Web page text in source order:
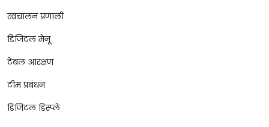
स्वचालन प्रणाली
डिजिटल मेनू
टेबल आरक्षण
टीम प्रबंधन
डिजिटल डिस्प्ले